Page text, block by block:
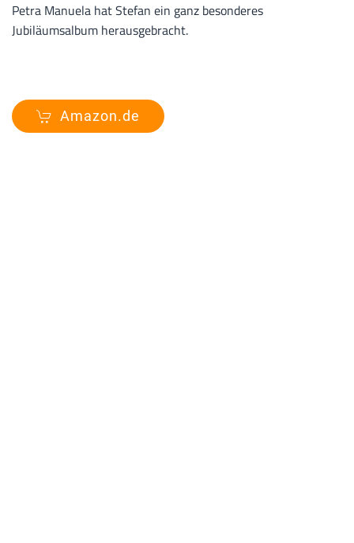
Petra Manuela hat Stefan ein ganz besonderes
Jubiläumsalbum herausgebracht.
Amazon.de